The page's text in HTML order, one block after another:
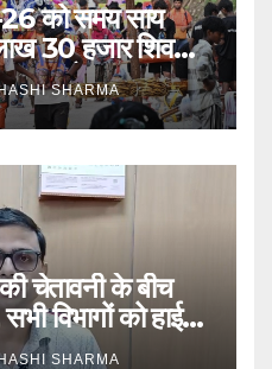
को समय साय
30 हजार शिव
को प्रस्थान कर
SHARMA
की चेतावनी के बीच
विभागों को हाई
SHARMA